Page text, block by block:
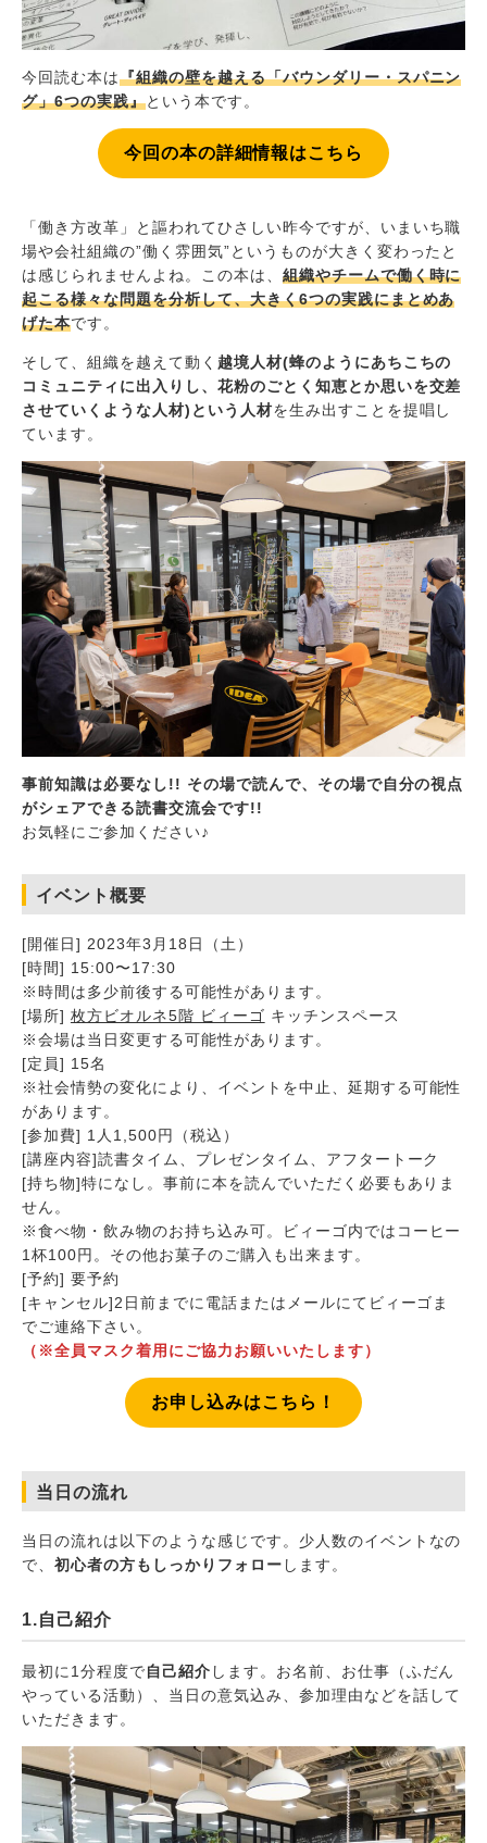
今回読む本は『組織の壁を越える「バウンダリー・スパニン
グ」6つの実践』という本です。
今回の本の詳細情報はこちら
「働き方改革」と謳われてひさしい昨今ですが、いまいち職
場や会社組織の”働く雰囲気”というものが大きく変わったと
は感じられませんよね。この本は、 組織やチームで働く時に
起こる様々な問題を分析して、大きく6つの実践にまとめあ
げた本です。
そして、組織を越えて動く 越境人材(蜂のようにあちこちの
コミュニティに出入りし、花粉のごとく知恵とか思いを交差
させていくような人材)という人材を生み出すことを提唱し
ています。
事前知識は必要なし!! その場で読んで、その場で自分の視点
がシェアできる読書交流会です!!
お気軽にご参加ください♪
イベント概要
[開催日] 2023年3月18日（土）
[時間] 15:00〜17:30
※時間は多少前後する可能性があります。
[場所] 枚方ビオルネ5階 ビィーゴ キッチンスペース
※会場は当日変更する可能性があります。
[定員] 15名
※社会情勢の変化により、イベントを中止、延期する可能性
があります。
[参加費] 1人1,500円（税込）
[講座内容]読書タイム、プレゼンタイム、アフタートーク
[持ち物]特になし。事前に本を読んでいただく必要もありま
せん。
※食べ物・飲み物のお持ち込み可。ビィーゴ内ではコーヒー
1杯100円。その他お菓子のご購入も出来ます。
[予約] 要予約
[キャンセル]2日前までに電話またはメールにてビィーゴま
でご連絡下さい。
（※全員マスク着用にご協力お願いいたします）
お申し込みはこちら！
当日の流れ
当日の流れは以下のような感じです。少人数のイベントなの
で、 初心者の方もしっかりフォロー します。
1.自己紹介
最初に1分程度で自己紹介 します。お名前、お仕事（ふだん
やっている活動）、当日の意気込み、参加理由などを話して
いただきます。